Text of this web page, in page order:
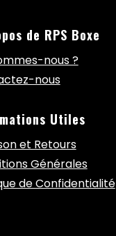
de RPS Boxe
nous ?
nous
Utiles
et Retours
Générales
de Confidentialité